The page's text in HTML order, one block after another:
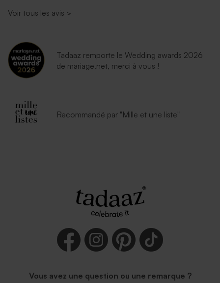
Voir tous les avis >
Tadaaz remporte le Wedding awards 2026
de mariage.net, merci à vous !
Recommandé par "Mille et une liste"
Vous avez une question ou une remarque ?